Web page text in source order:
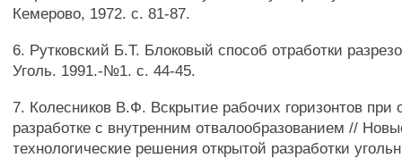
Кемерово, 1972. с. 81-87.
6. Рутковский Б.Т. Блоковый способ отработки
Уголь. 1991.-№1. с. 44-45.
7. Колесников В.Ф. Вскрытие рабочих горизонтов при
разработке с внутренним отвалообразованием //
технологические решения открытой разработки